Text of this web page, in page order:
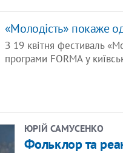
«Молодість» покаже
З 19 квітня фестиваль
програми FORMA у
ЮРІЙ САМУСЕНКО
Фольклор та